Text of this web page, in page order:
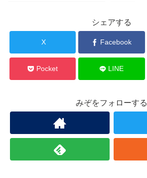
シェアする
X Facebook
Pocket LINE
みぞをフォローする